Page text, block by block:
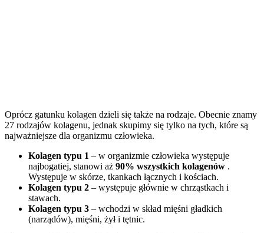
Oprócz gatunku kolagen dzieli się także na rodzaje. Obecnie znamy
27 rodzajów kolagenu, jednak skupimy się tylko na tych, które są
najważniejsze dla organizmu człowieka.
Kolagen typu 1 – w organizmie człowieka występuje
najbogatiej, stanowi aż 90% wszystkich kolagenów .
Występuje w skórze, tkankach łącznych i kościach.
Kolagen typu 2 – występuje głównie w chrząstkach i
stawach.
Kolagen typu 3 – wchodzi w skład mięśni gładkich
(narządów), mięśni, żył i tętnic.